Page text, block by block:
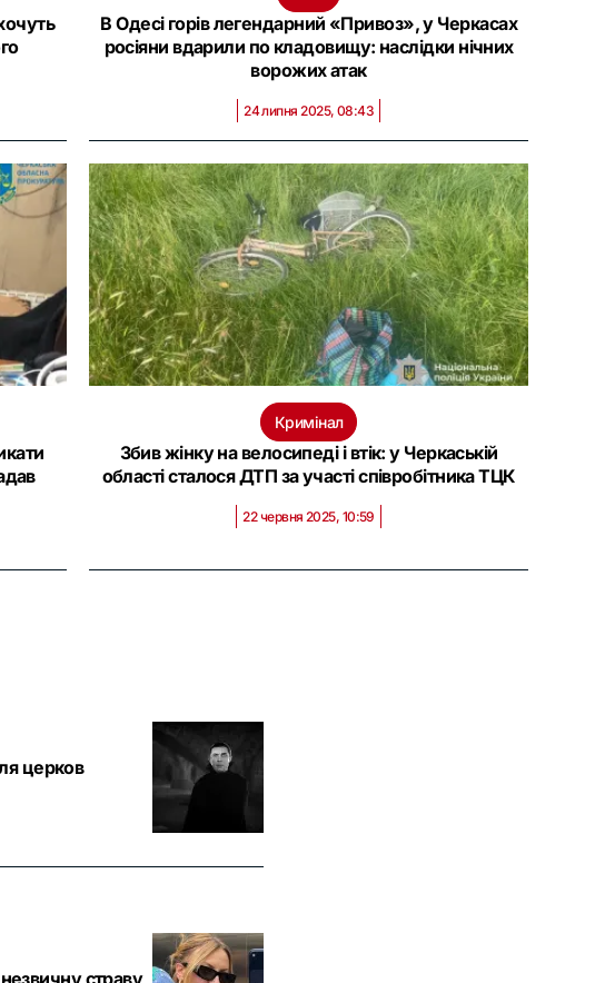
В Одесі горів легендарний «Привоз», у Черкасах
росіяни вдарили по кладовищу: наслідки нічних
ворожих атак
24 липня 2025, 08:43
Кримінал
Збив жінку на велосипеді і втік: у Черкаській
області сталося ДТП за участі співробітника ТЦК
22 червня 2025, 10:59
церков
страву